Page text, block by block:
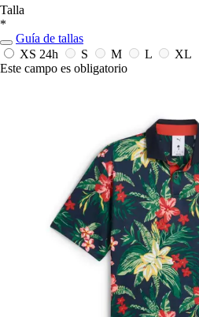
Talla
*
Guía de tallas
XS 24h S M L
XL
Este campo es obligatorio